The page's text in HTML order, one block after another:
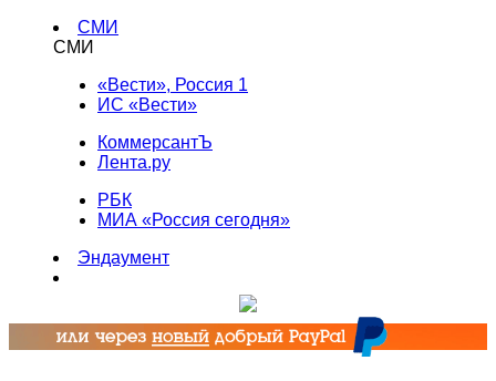
СМИ
СМИ
«Вести», Россия 1
ИС «Вести»
КоммерсантЪ
Лента.ру
РБК
МИА «Россия сегодня»
Эндаумент